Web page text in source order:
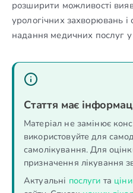
розширити можливості
урологічних захворювань
надання медичних послуг у
Стаття має
Матеріал не замінює
використовуйте для
самолікування. Для
призначення лікування
Актуальні послуги та ціни